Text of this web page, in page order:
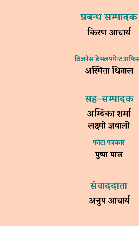
प्रबन्ध सम्पादक
किरण आचार्य
विजनेस डेभलपमेन्ट
अस्मिता धिताल
सह–सम्पादक
अम्बिका शर्मा
लक्ष्मी ज्ञवाली
फोटो पत्रकार
पुष्पा पाल
संवाददाता
अनुप आचार्य